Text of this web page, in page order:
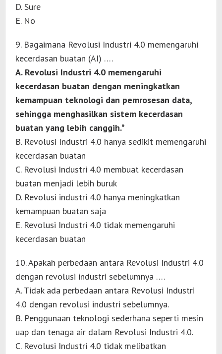
D. Sure
E. No
9. Bagaimana Revolusi Industri 4.0 memengaruhi
kecerdasan buatan (AI) ….
A. Revolusi Industri 4.0 memengaruhi
kecerdasan buatan dengan meningkatkan
kemampuan teknologi dan pemrosesan data,
sehingga menghasilkan sistem kecerdasan
buatan yang lebih canggih.*
B. Revolusi Industri 4.0 hanya sedikit memengaruhi
kecerdasan buatan
C. Revolusi Industri 4.0 membuat kecerdasan
buatan menjadi lebih buruk
D. Revolusi industri 4.0 hanya meningkatkan
kemampuan buatan saja
E. Revolusi Industri 4.0 tidak memengaruhi
kecerdasan buatan
10. Apakah perbedaan antara Revolusi Industri 4.0
dengan revolusi industri sebelumnya ….
A. Tidak ada perbedaan antara Revolusi Industri
4.0 dengan revolusi industri sebelumnya.
B. Penggunaan teknologi sederhana seperti mesin
uap dan tenaga air dalam Revolusi Industri 4.0.
C. Revolusi Industri 4.0 tidak melibatkan